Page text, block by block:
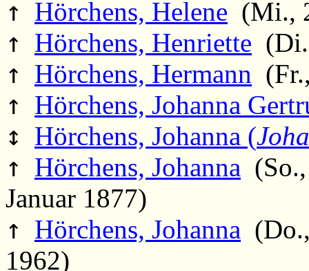
↑ Hörchens, Helene (Mi.,
↑ Hörchens, Henriette
↑ Hörchens, Hermann
↑ Hörchens, Johanna
↕ Hörchens, Johanna (
↑ Hörchens, Johanna
Januar 1877)
↑ Hörchens, Johanna
1962)